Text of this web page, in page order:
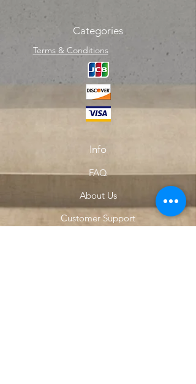
Categories
Terms & Conditions
Info
FAQ
About Us
Customer Support